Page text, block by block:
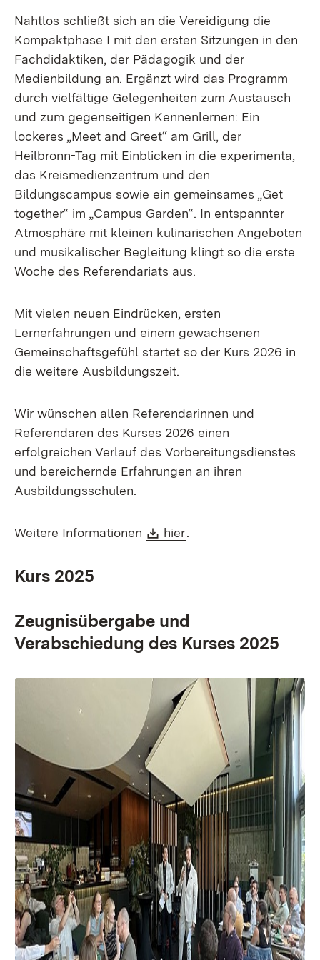
Nahtlos schließt sich an die Vereidigung die
Kompaktphase I mit den ersten Sitzungen in den
Fachdidaktiken, der Pädagogik und der
Medienbildung an. Ergänzt wird das Programm
durch vielfältige Gelegenheiten zum Austausch
und zum gegenseitigen Kennenlernen: Ein
lockeres „Meet and Greet“ am Grill, der
Heilbronn-Tag mit Einblicken in die experimenta,
das Kreismedienzentrum und den
Bildungscampus sowie ein gemeinsames „Get
together“ im „Campus Garden“. In entspannter
Atmosphäre mit kleinen kulinarischen Angeboten
und musikalischer Begleitung klingt so die erste
Woche des Referendariats aus.
Mit vielen neuen Eindrücken, ersten
Lernerfahrungen und einem gewachsenen
Gemeinschaftsgefühl startet so der Kurs 2026 in
die weitere Ausbildungszeit.
Wir wünschen allen Referendarinnen und
Referendaren des Kurses 2026 einen
erfolgreichen Verlauf des Vorbereitungsdienstes
und bereichernde Erfahrungen an ihren
Ausbildungsschulen.
Weitere Informationen Download:
hier.
Kurs 2025
Zeugnisübergabe und
Verabschiedung des Kurses 2025